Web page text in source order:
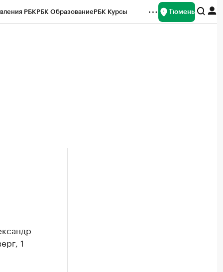
РБКРБК ОбразованиеРБК Курсы Тюмень
1